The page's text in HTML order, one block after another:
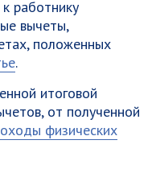
работнику
вычеты,
положенных
.
итоговой
от полученной
физических